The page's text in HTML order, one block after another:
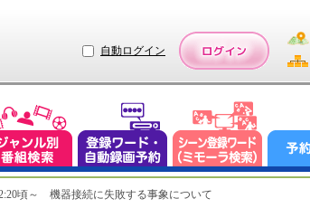
自動ログイン
頃～ 機器接続に失敗する事象について